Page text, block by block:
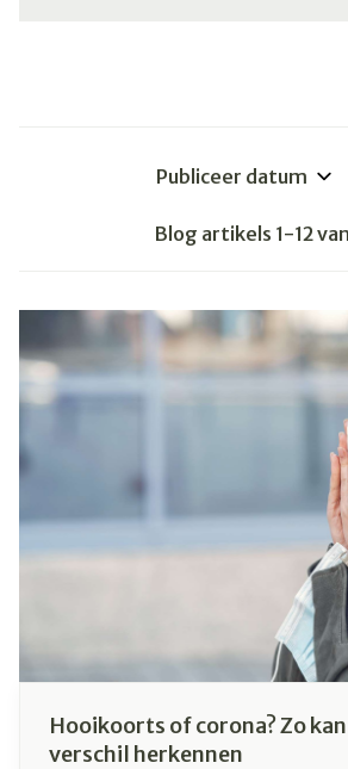
Blog artikels 1-12van
Hooikoorts of corona? Zo
verschil herkennen